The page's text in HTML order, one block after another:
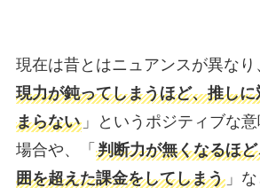
現在は昔とはニュアンスが異なり
現力が鈍ってしまうほど、推し
まらない」というポジティブな
場合や、「 判断力が無くなるほ
囲を超えた課金をしてしまう」